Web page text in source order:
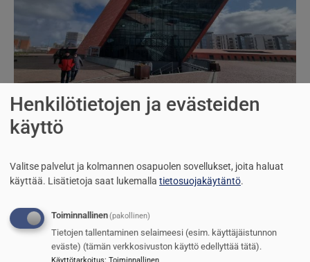
WW II museo, Gdańsk, Puola
Kuva
Henkilötietojen ja evästeiden
käyttö
Valitse palvelut ja kolmannen osapuolen sovellukset, joita haluat
käyttää. Lisätietoja saat lukemalla tietosuojakäytäntö.
Toiminnallinen(pakollinen)
Tietojen tallentaminen selaimeesi (esim. käyttäjäistunnon
eväste) (tämän verkkosivuston käyttö edellyttää tätä).